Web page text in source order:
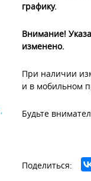
графику.
Внимание!
изменено.
При наличии
и в мобильном
Будьте